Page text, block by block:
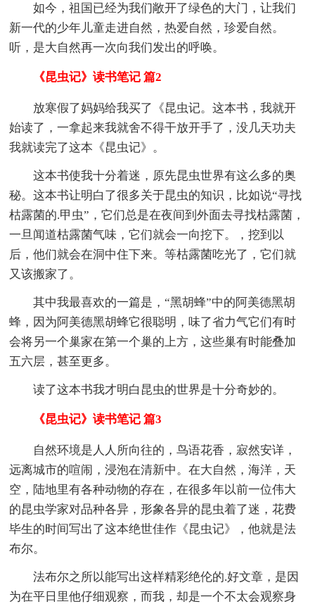
如今，祖国已经为我们敞开了绿色的大门，让我们
新一代的少年儿童走进自然，热爱自然，珍爱自然。
听，是大自然再一次向我们发出的呼唤。
《昆虫记》读书笔记 篇2
放寒假了妈妈给我买了《昆虫记。这本书，我就开
始读了，一拿起来我就舍不得干放开手了，没几天功夫
我就读完了这本《昆虫记》。
这本书使我十分着迷，原先昆虫世界有这么多的奥
秘。这本书让明白了很多关于昆虫的知识，比如说“寻找
枯露菌的.甲虫”，它们总是在夜间到外面去寻找枯露菌，
一旦闻道枯露菌气味，它们就会一向挖下。，挖到以
后，他们就会在洞中住下来。等枯露菌吃光了，它们就
又该搬家了。
其中我最喜欢的一篇是，“黑胡蜂”中的阿美德黑胡
蜂，因为阿美德黑胡蜂它很聪明，味了省力气它们有时
会将另一个巢家在第一个巢的上方，这些巢有时能叠加
五六层，甚至更多。
读了这本书我才明白昆虫的世界是十分奇妙的。
《昆虫记》读书笔记 篇3
自然环境是人人所向往的，鸟语花香，寂然安详，
远离城市的喧闹，浸泡在清新中。在大自然，海洋，天
空，陆地里有各种动物的存在，在很多年以前一位伟大
的昆虫学家对品种各异，形象各异的昆虫着了迷，花费
毕生的时间写出了这本绝世佳作《昆虫记》，他就是法
布尔。
法布尔之所以能写出这样精彩绝伦的.好文章，是因
为在平日里他仔细观察，而我，却是一个不太会观察身